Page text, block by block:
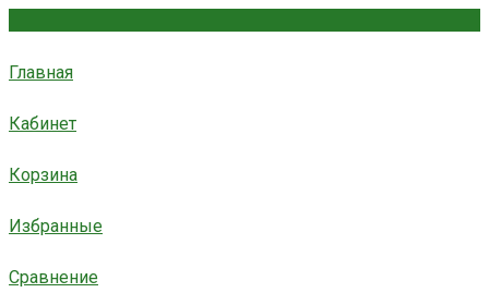
Главная
Кабинет
Корзина
Избранные
Сравнение